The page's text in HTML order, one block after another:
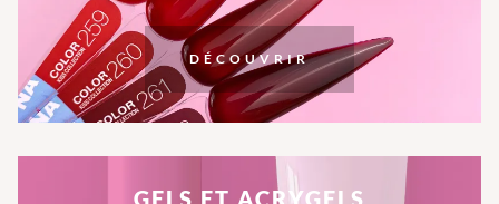
DÉCOUVRIR